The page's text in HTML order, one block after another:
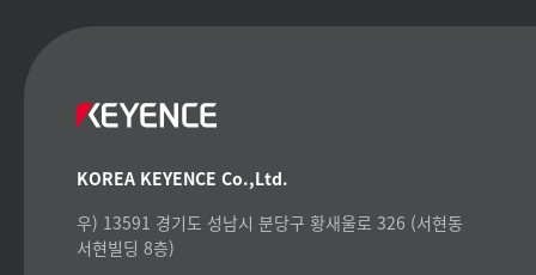
KOREA KEYENCE Co.,Ltd.
우) 13591 경기도 성남시 분당구 황새울로 326 (서현동
서현빌딩 8층)